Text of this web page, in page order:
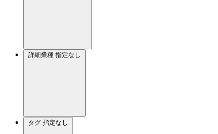
詳細業種 指定なし
タグ 指定なし